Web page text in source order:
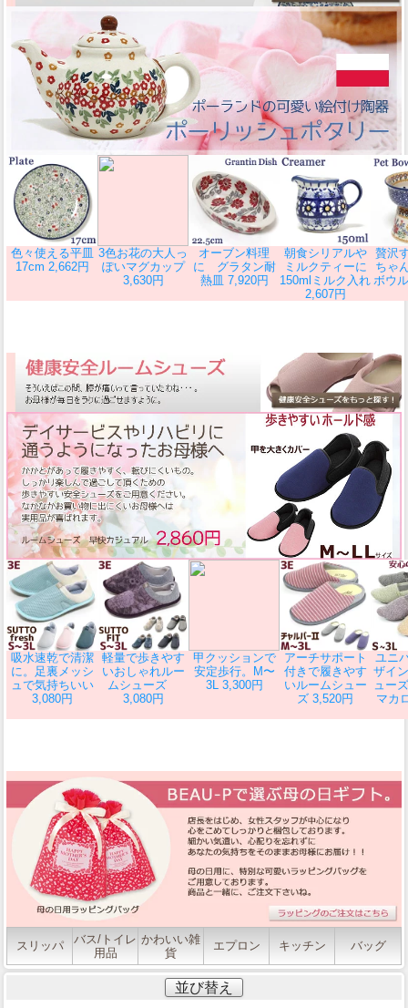
色々使える平皿
17cm 2,662円
3色お花の大人っ
ぽいマグカップ
3,630円
オーブン料理
に グラタン耐
熱皿 7,920円
朝食シリアルや
ミルクティーに
150mlミルク入れ
2,607円
贅沢
ちゃ
ボウ
吸水速乾で清潔
に。足裏メッシ
ュで気持ちいい
3,080円
軽量で歩きやす
いおしゃれルー
ムシューズ
3,080円
甲クッションで
安定歩行。M〜
3L 3,300円
アーチサポート
付きで履きやす
いルームシュー
ズ 3,520円
ユニ
ザイ
ュー
マカ
スリッパ
バス/トイレ
用品
かわいい雑
貨
エプロン キッチン バッグ
並び替え